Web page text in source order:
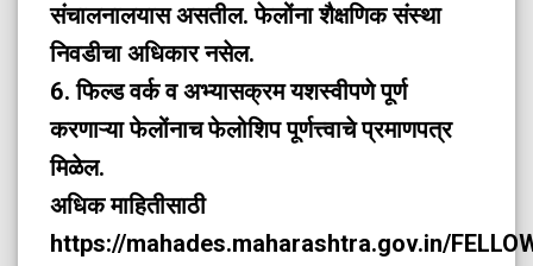
संचालनालयास असतील. फेलोंना शैक्षणिक संस्था
निवडीचा अधिकार नसेल.
6. फिल्ड वर्क व अभ्यासक्रम यशस्वीपणे पूर्ण
करणाऱ्या फेलोंनाच फेलोशिप पूर्णत्त्वाचे प्रमाणपत्र
मिळेल.
अधिक माहितीसाठी
https://mahades.maharashtra.gov.in/